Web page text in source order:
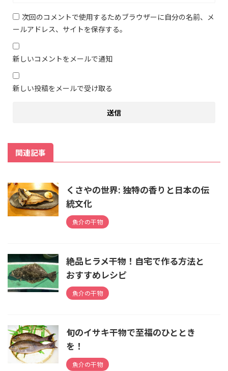
次回のコメントで使用するためブラウザーに自分の名前、メ
ールアドレス、サイトを保存する。
新しいコメントをメールで通知
新しい投稿をメールで受け取る
関連記事
くさやの世界: 独特の香りと日本の伝
統文化
魚介の干物
絶品ヒラメ干物！自宅で作る方法と
おすすめレシピ
魚介の干物
旬のイサキ干物で至福のひととき
を！
魚介の干物